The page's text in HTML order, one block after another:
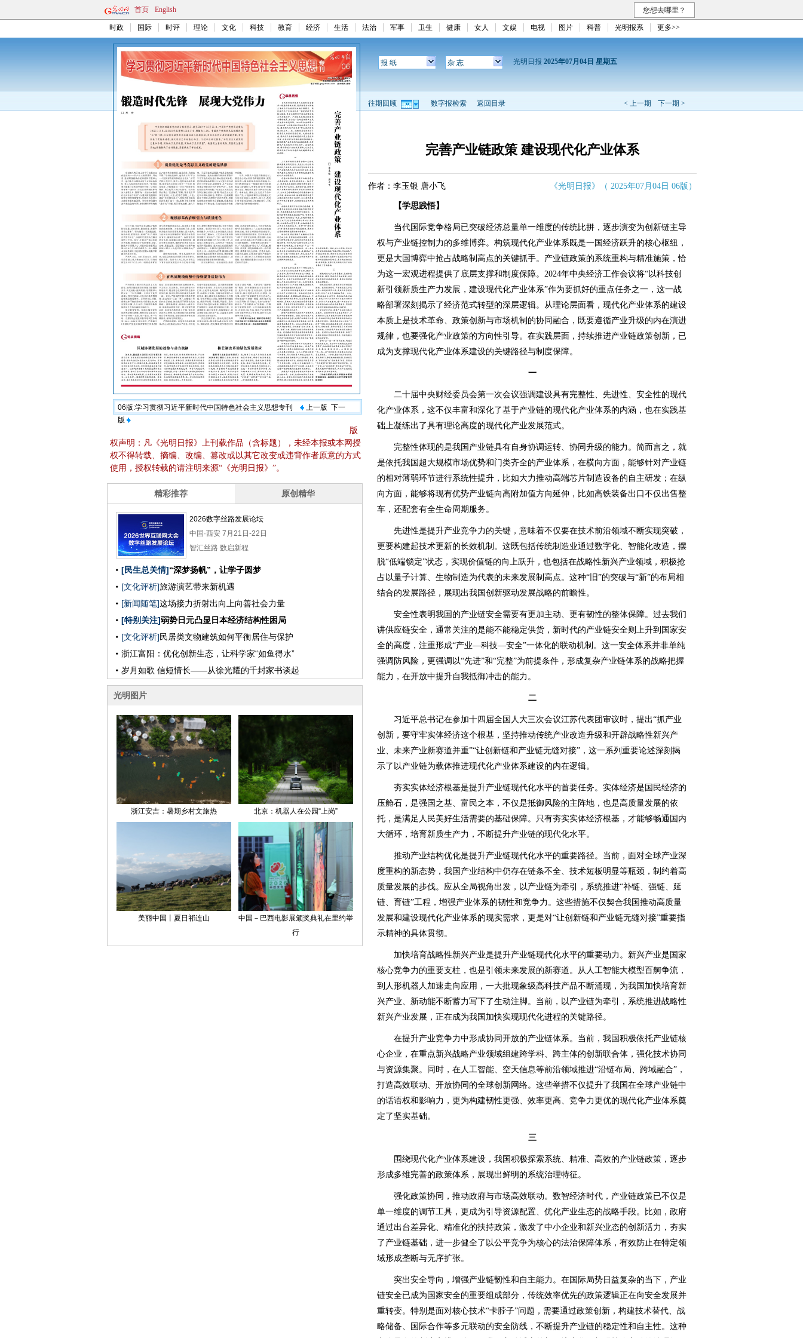
首页 English 您想去哪里？
时政 国际 时评 理论 文化 科技 教育 经济 生活 法治 军事 卫生 健康 女人 文娱 电视 图片 科普 光明报系 更多>>
06版:学习贯彻习近平新时代中国特色社会主义思想专刊 上一版 下一
版
版
权声明：凡《光明日报》上刊载作品（含标题），未经本报或本网授
权不得转载、摘编、改编、篡改或以其它改变或违背作者原意的方式
使用，授权转载的请注明来源“《光明日报》”。
报 纸 杂 志 光明日报 2025年07月04日 星期五
< 上一期 下一期 >
往期回顾 数字报检索 返回目录
完善产业链政策 建设现代化产业体系
作者：李玉银 唐小飞 《光明日报》（ 2025年07月04日 06版）
【学思践悟】
当代国际竞争格局已突破经济总量单一维度的传统比拼，逐步演变为创新链主导
权与产业链控制力的多维博弈。构筑现代化产业体系既是一国经济跃升的核心枢纽，
更是大国博弈中抢占战略制高点的关键抓手。产业链政策的系统重构与精准施策，恰
为这一宏观进程提供了底层支撑和制度保障。2024年中央经济工作会议将“以科技创
新引领新质生产力发展，建设现代化产业体系”作为要抓好的重点任务之一，这一战
略部署深刻揭示了经济范式转型的深层逻辑。从理论层面看，现代化产业体系的建设
本质上是技术革命、政策创新与市场机制的协同融合，既要遵循产业升级的内在演进
规律，也要强化产业政策的方向性引导。在实践层面，持续推进产业链政策创新，已
成为支撑现代化产业体系建设的关键路径与制度保障。
一
二十届中央财经委员会第一次会议强调建设具有完整性、先进性、安全性的现代
化产业体系，这不仅丰富和深化了基于产业链的现代化产业体系的内涵，也在实践基
础上凝练出了具有理论高度的现代化产业发展范式。
完整性体现的是我国产业链具有自身协调运转、协同升级的能力。简而言之，就
是依托我国超大规模市场优势和门类齐全的产业体系，在横向方面，能够针对产业链
的相对薄弱环节进行系统性提升，比如大力推动高端芯片制造设备的自主研发；在纵
向方面，能够将现有优势产业链向高附加值方向延伸，比如高铁装备出口不仅出售整
车，还配套有全生命周期服务。
先进性是提升产业竞争力的关键，意味着不仅要在技术前沿领域不断实现突破，
更要构建起技术更新的长效机制。这既包括传统制造业通过数字化、智能化改造，摆
脱“低端锁定”状态，实现价值链的向上跃升，也包括在战略性新兴产业领域，积极抢
占以量子计算、生物制造为代表的未来发展制高点。这种“旧”的突破与“新”的布局相
结合的发展路径，展现出我国创新驱动发展战略的前瞻性。
安全性表明我国的产业链安全需要有更加主动、更有韧性的整体保障。过去我们
讲供应链安全，通常关注的是能不能稳定供货，新时代的产业链安全则上升到国家安
全的高度，注重形成“产业—科技—安全”一体化的联动机制。这一安全体系并非单纯
强调防风险，更强调以“先进”和“完整”为前提条件，形成复杂产业链体系的战略把握
能力，在开放中提升自我抵御冲击的能力。
二
习近平总书记在参加十四届全国人大三次会议江苏代表团审议时，提出“抓产业
创新，要守牢实体经济这个根基，坚持推动传统产业改造升级和开辟战略性新兴产
业、未来产业新赛道并重”“让创新链和产业链无缝对接”，这一系列重要论述深刻揭
示了以产业链为载体推进现代化产业体系建设的内在逻辑。
夯实实体经济根基是提升产业链现代化水平的首要任务。实体经济是国民经济的
压舱石，是强国之基、富民之本，不仅是抵御风险的主阵地，也是高质量发展的依
托，是满足人民美好生活需要的基础保障。只有夯实实体经济根基，才能够畅通国内
大循环，培育新质生产力，不断提升产业链的现代化水平。
推动产业结构优化是提升产业链现代化水平的重要路径。当前，面对全球产业深
度重构的新态势，我国产业结构中仍存在链条不全、技术短板明显等瓶颈，制约着高
质量发展的步伐。应从全局视角出发，以产业链为牵引，系统推进“补链、强链、延
链、育链”工程，增强产业体系的韧性和竞争力。这些措施不仅契合我国推动高质量
发展和建设现代化产业体系的现实需求，更是对“让创新链和产业链无缝对接”重要指
示精神的具体贯彻。
加快培育战略性新兴产业是提升产业链现代化水平的重要动力。新兴产业是国家
核心竞争力的重要支柱，也是引领未来发展的新赛道。从人工智能大模型百舸争流，
到人形机器人加速走向应用，一大批现象级高科技产品不断涌现，为我国加快培育新
兴产业、新动能不断蓄力写下了生动注脚。当前，以产业链为牵引，系统推进战略性
新兴产业发展，正在成为我国加快实现现代化进程的关键路径。
在提升产业竞争力中形成协同开放的产业链体系。当前，我国积极依托产业链核
心企业，在重点新兴战略产业领域组建跨学科、跨主体的创新联合体，强化技术协同
与资源集聚。同时，在人工智能、空天信息等前沿领域推进“沿链布局、跨域融合”，
打造高效联动、开放协同的全球创新网络。这些举措不仅提升了我国在全球产业链中
的话语权和影响力，更为构建韧性更强、效率更高、竞争力更优的现代化产业体系奠
定了坚实基础。
三
围绕现代化产业体系建设，我国积极探索系统、精准、高效的产业链政策，逐步
形成多维完善的政策体系，展现出鲜明的系统治理特征。
强化政策协同，推动政府与市场高效联动。数智经济时代，产业链政策已不仅是
单一维度的调节工具，更成为引导资源配置、优化产业生态的战略手段。比如，政府
通过出台差异化、精准化的扶持政策，激发了中小企业和新兴业态的创新活力，夯实
了产业链基础，进一步健全了以公平竞争为核心的法治保障体系，有效防止在特定领
域形成垄断与无序扩张。
突出安全导向，增强产业链韧性和自主能力。在国际局势日益复杂的当下，产业
链安全已成为国家安全的重要组成部分，传统效率优先的政策逻辑正在向安全发展并
重转变。特别是面对核心技术“卡脖子”问题，需要通过政策创新，构建技术替代、战
略储备、国际合作等多元联动的安全防线，不断提升产业链的稳定性和自主性。这种